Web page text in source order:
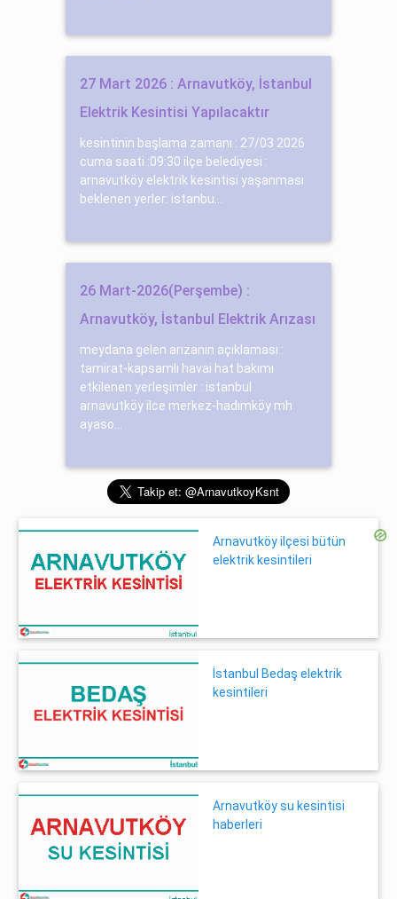
27 Mart 2026 : Arnavutköy, İstanbul
Elektrik Kesintisi Yapılacaktır
kesintinin başlama zamanı : 27/03 2026
cuma saati :09:30 ilçe belediyesi :
arnavutköy elektrik kesintisi yaşanması
beklenen yerler: istanbu...
26 Mart-2026(Perşembe) :
Arnavutköy, İstanbul Elektrik Arızası
meydana gelen arızanın açıklaması :
tamirat-kapsamlı havai hat bakımı
etkilenen yerleşimler : istanbul
arnavutköy ilce merkez-hadımköy mh
ayaso...
Arnavutköy ilçesi bütün
elektrik kesintileri
İstanbul Bedaş elektrik
kesintileri
Arnavutköy su kesintisi
haberleri